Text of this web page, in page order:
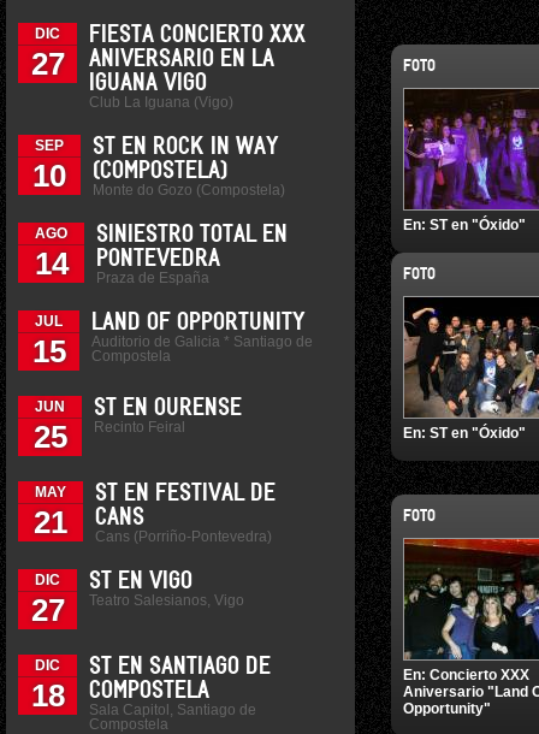
DIC
27
FIESTA CONCIERTO XXX
ANIVERSARIO EN LA
IGUANA VIGO
Club La Iguana (Vigo)
SEP
10
ST EN ROCK IN WAY
(COMPOSTELA)
Monte do Gozo (Compostela)
AGO
14
SINIESTRO TOTAL EN
PONTEVEDRA
Praza de España
JUL
15
LAND OF OPPORTUNITY
Auditorio de Galicia * Santiago de
Compostela
JUN
25
ST EN OURENSE
Recinto Feiral
MAY
21
ST EN FESTIVAL DE
CANS
Cans (Porriño-Pontevedra)
DIC
27
ST EN VIGO
Teatro Salesianos, Vigo
DIC
18
ST EN SANTIAGO DE
COMPOSTELA
Sala Capitol, Santiago de
Compostela
FOTO
En: ST en "Óxido"
FOTO
En: ST en "Óxido"
FOTO
En: Concierto XXX
Aniversario "Land
Opportunity"